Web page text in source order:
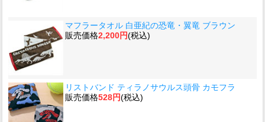
マフラータオル 白亜紀の恐竜・翼竜 ブラウン
販売価格2,200円(税込)
リストバンド ティラノサウルス頭骨 カモフラ
販売価格528円(税込)